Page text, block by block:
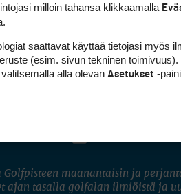
Golfpisteen maanantaisin ja
ajan tasalla golfalan ilmiöistä ja
milloin tahansa klikkaamalla
saattavat käyttää tietojasi myös
(esim. sivun tekninen
alla olevan Asetukset -